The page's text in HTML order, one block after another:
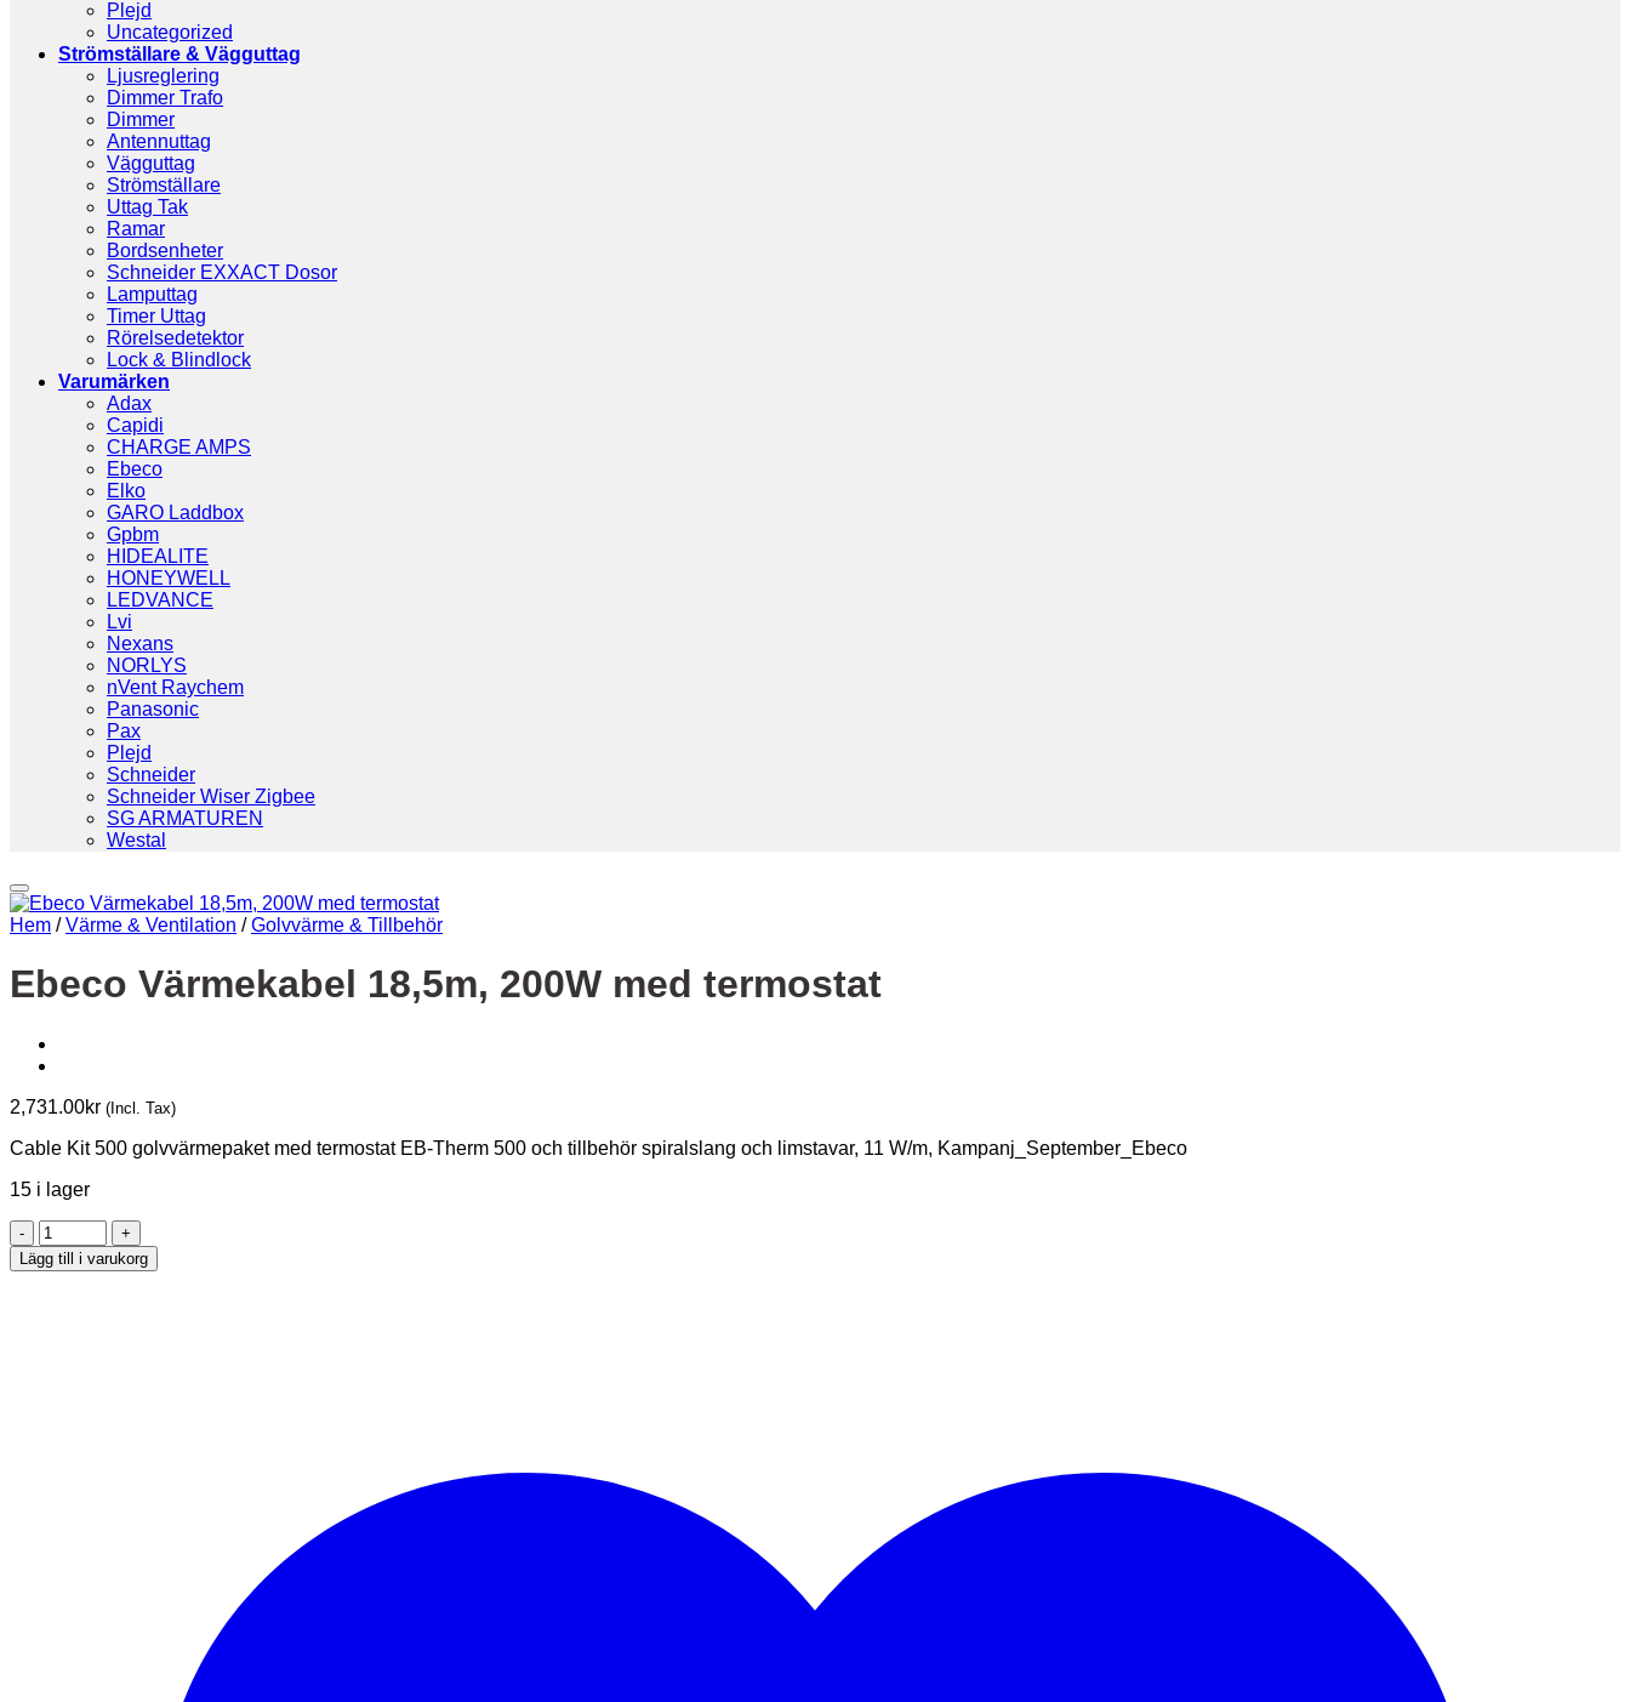
Plejd
Uncategorized
Strömställare & Vägguttag
Ljusreglering
Dimmer Trafo
Dimmer
Antennuttag
Vägguttag
Strömställare
Uttag Tak
Ramar
Bordsenheter
Schneider EXXACT Dosor
Lamputtag
Timer Uttag
Rörelsedetektor
Lock & Blindlock
Varumärken
Adax
Capidi
CHARGE AMPS
Ebeco
Elko
GARO Laddbox
Gpbm
HIDEALITE
HONEYWELL
LEDVANCE
Lvi
Nexans
NORLYS
nVent Raychem
Panasonic
Pax
Plejd
Schneider
Schneider Wiser Zigbee
SG ARMATUREN
Westal
Hem / Värme & Ventilation / Golvvärme & Tillbehör
Ebeco Värmekabel 18,5m, 200W med termostat
2,731.00kr (Incl. Tax)
Cable Kit 500 golvvärmepaket med termostat EB-Therm 500 och tillbehör spiralslang och limstavar, 11 W/m, Kampanj_September_Ebeco
15 i lager
Ebeco
Värmekabel
18,5m,
Lägg till i varukorg